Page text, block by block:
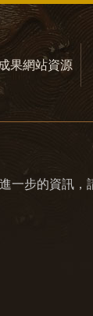
果網站資源
一步的資訊，